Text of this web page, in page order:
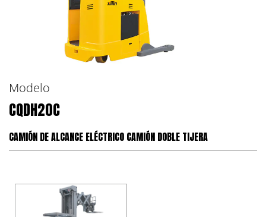
Modelo
CQDH20C
CAMIÓN DE ALCANCE ELÉCTRICO CAMIÓN DOBLE TIJERA